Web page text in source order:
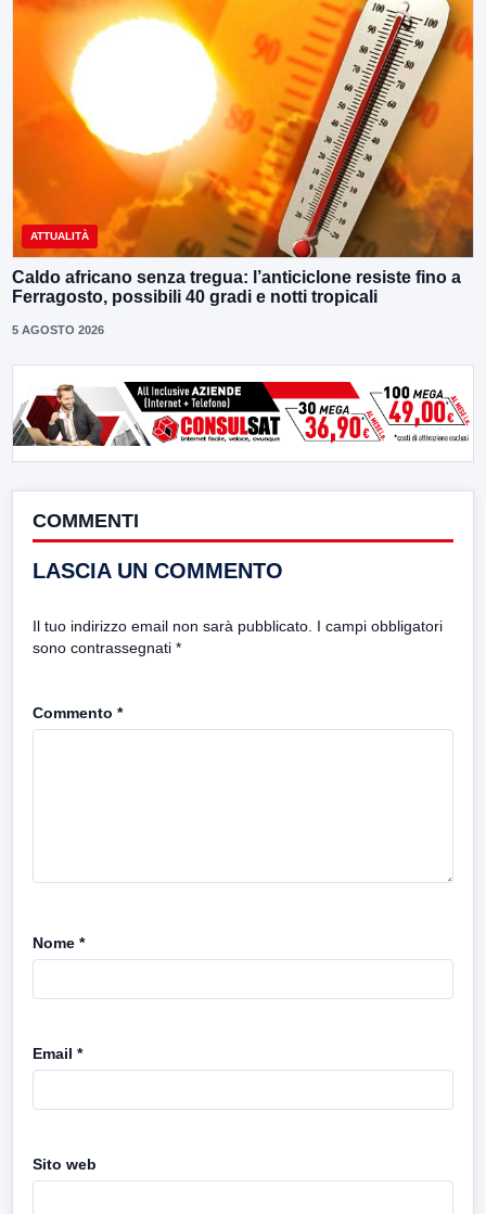
ATTUALITÀ
Caldo africano senza tregua: l’anticiclone resiste fino a
Ferragosto, possibili 40 gradi e notti tropicali
5 AGOSTO 2026
COMMENTI
LASCIA UN COMMENTO
Il tuo indirizzo email non sarà pubblicato. I campi obbligatori
sono contrassegnati *
Commento *
Nome *
Email *
Sito web